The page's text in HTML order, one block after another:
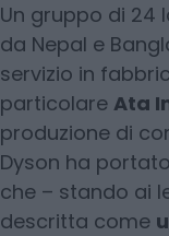
Un gruppo di 24
da Nepal e
servizio in
particolare Ata
produzione di
Dyson ha
che – stando ai
descritta come